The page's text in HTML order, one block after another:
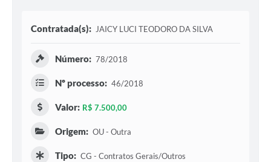
Contratada(s): JAICY LUCI TEODORO DA SILVA
Número: 78/2018
Nº processo: 46/2018
Valor: R$ 7.500,00
Origem: OU - Outra
Tipo: CG - Contratos Gerais/Outros